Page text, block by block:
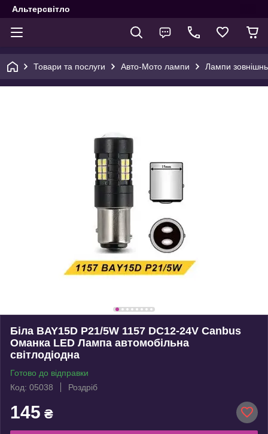
Альтерсвітло
Товари та послуги Авто-Мото лампи Лампи
Біла BAY15D P21/5W 1157 DC12-24V Canbus
Оманка LED Лампа автомобільна
світлодіодна
Готово до відправки
Код: 05038
Роздріб
145 ₴